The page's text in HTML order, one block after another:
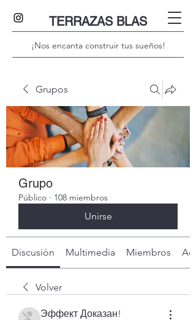
TERRAZAS BLAS
¡Nos encanta construir tus sueños!
Grupos
Grupo
Público · 108 miembros
Unirse
Discusión Multimedia Miembros
Volver
Эффект Доказан!